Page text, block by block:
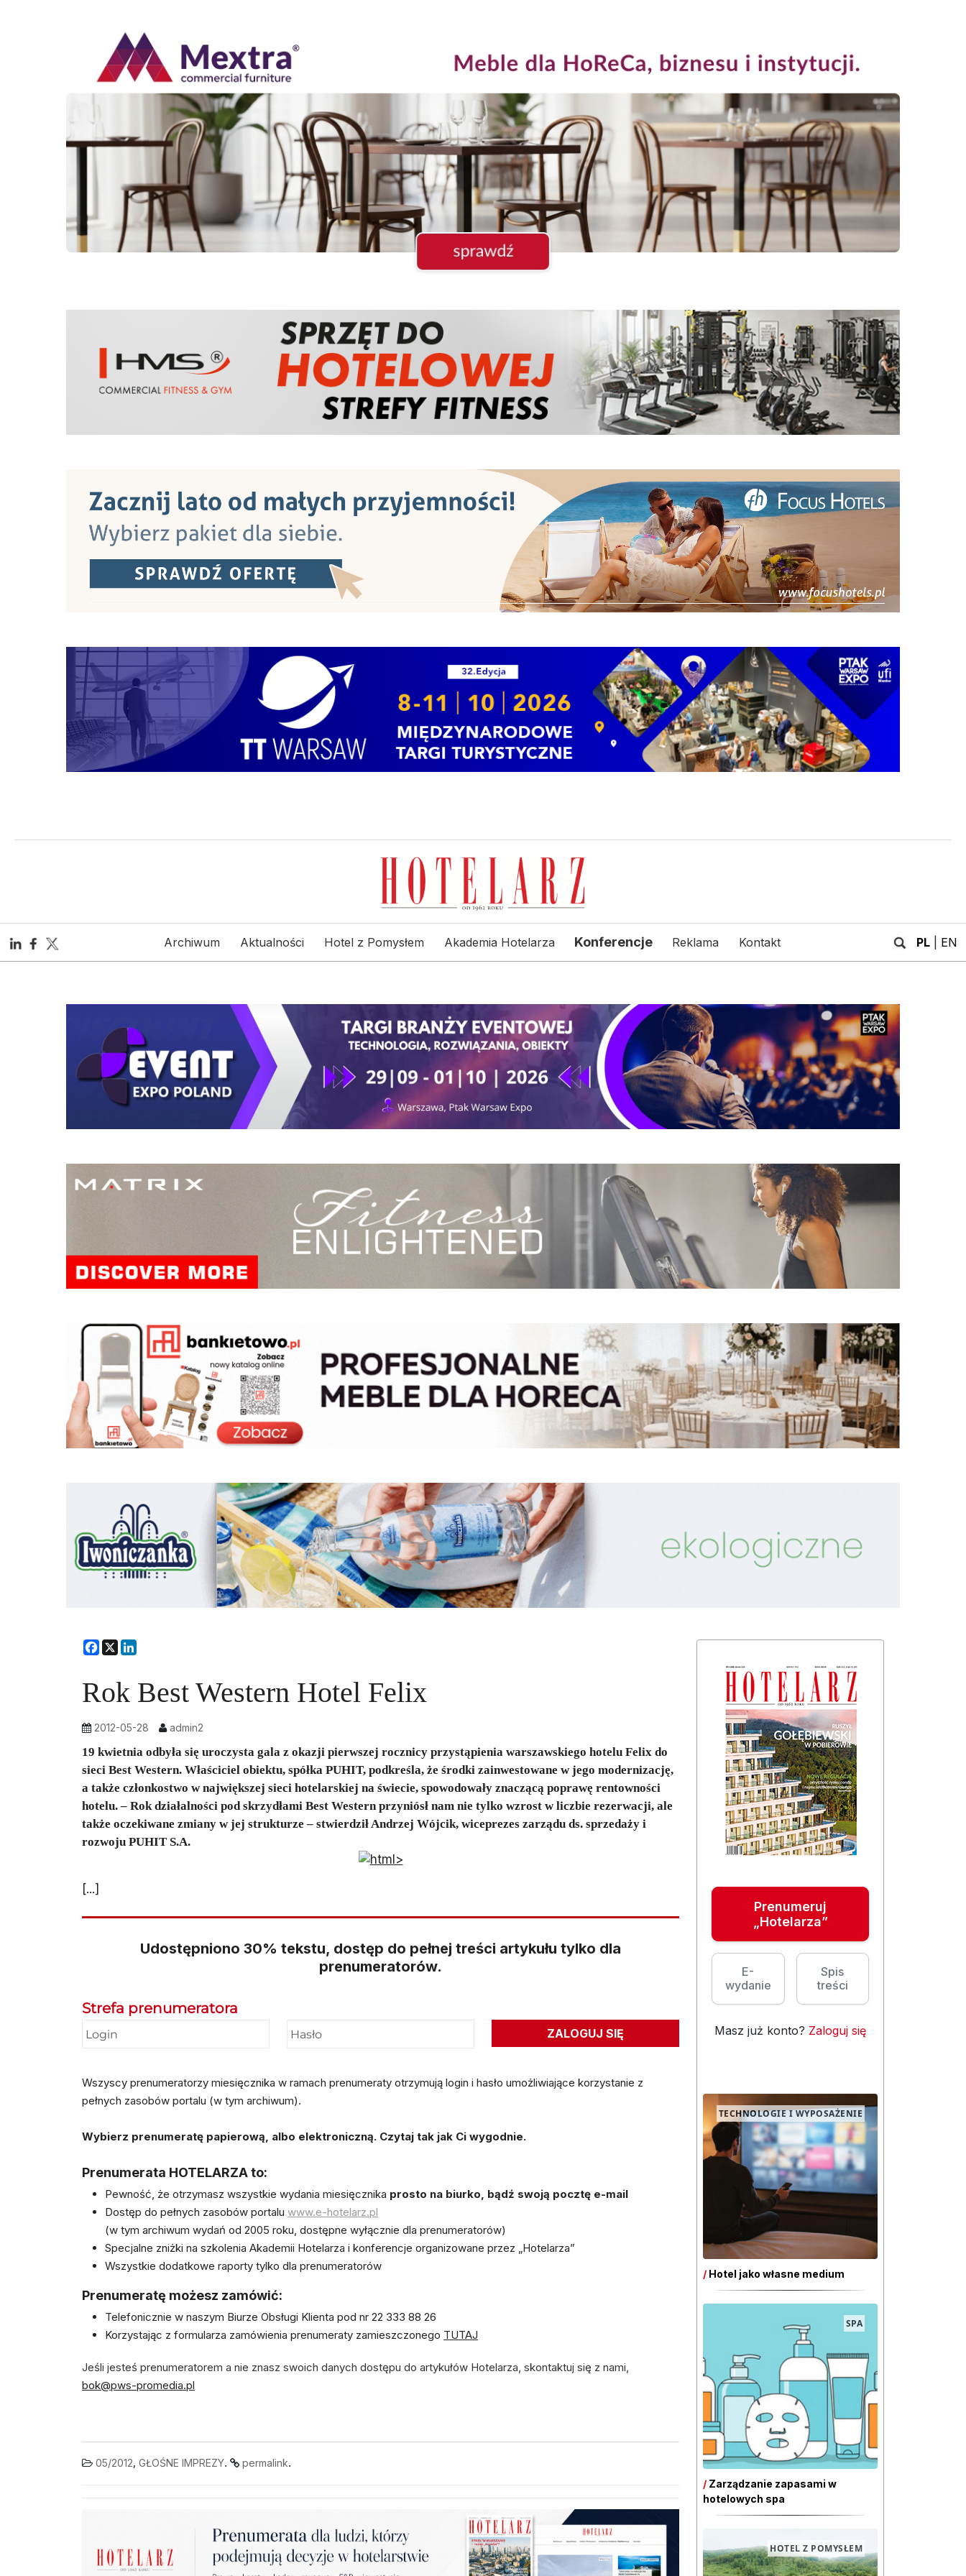
Archiwum Aktualności Hotel z Pomysłem Akademia Hotelarza Konferencje Reklama Kontakt PL EN
Facebook
X
Rok Best Western Hotel Felix
2012-05-28 admin2
19 kwietnia odbyła się uroczysta gala z okazji pierwszej rocznicy przystąpienia warszawskiego hotelu Felix do
sieci Best Western. Właściciel obiektu, spółka PUHIT, podkreśla, że środki zainwestowane w jego modernizację,
a także członkostwo w największej sieci hotelarskiej na świecie, spowodowały znaczącą poprawę rentowności
hotelu. – Rok działalności pod skrzydłami Best Western przyniósł nam nie tylko wzrost w liczbie rezerwacji, ale
także oczekiwane zmiany w jej strukturze – stwierdził Andrzej Wójcik, wiceprezes zarządu ds. sprzedaży i
rozwoju PUHIT S.A.
[...]
Udostępniono 30% tekstu, dostęp do pełnej treści artykułu tylko dla
prenumeratorów.
Strefa prenumeratora
Wszyscy prenumeratorzy miesięcznika w ramach prenumeraty otrzymują login i hasło umożliwiające korzystanie z
pełnych zasobów portalu (w tym archiwum).
Wybierz prenumeratę papierową, albo elektroniczną. Czytaj tak jak Ci wygodnie.
Prenumerata HOTELARZA to:
Pewność, że otrzymasz wszystkie wydania miesięcznika prosto na biurko, bądź swoją pocztę e-mail
Dostęp do pełnych zasobów portalu www.e-hotelarz.pl
(w tym archiwum wydań od 2005 roku, dostępne wyłącznie dla prenumeratorów)
Specjalne zniżki na szkolenia Akademii Hotelarza i konferencje organizowane przez „Hotelarza”
Wszystkie dodatkowe raporty tylko dla prenumeratorów
Prenumeratę możesz zamówić:
Telefonicznie w naszym Biurze Obsługi Klienta pod nr 22 333 88 26
Korzystając z formularza zamówienia prenumeraty zamieszczonego TUTAJ
Jeśli jesteś prenumeratorem a nie znasz swoich danych dostępu do artykułów Hotelarza, skontaktuj się z nami,
bok@pws-promedia.pl
05/2012, GŁOŚNE IMPREZY. permalink.
Prenumeruj
„Hotelarza”
E-
wydanie
Spis
treści
Masz już konto? Zaloguj się
TECHNOLOGIE I WYPOSAŻENIE
/ Hotel jako własne medium
SPA
/ Zarządzanie zapasami w
hotelowych spa
HOTEL Z POMYSŁEM